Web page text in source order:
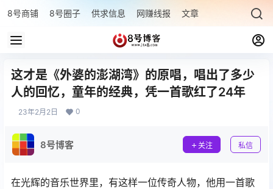
8号商铺 8号圈子 供求信息 网赚线报 文章专题 最新文章
这才是《外婆的澎湖湾》的原唱，唱出了多少
人的回忆，童年的经典，凭一首歌红了24年
23年2月2日 0
8号博客 关注 私信
在光辉的音乐世界里，有这样一位传奇人物，他用一首歌